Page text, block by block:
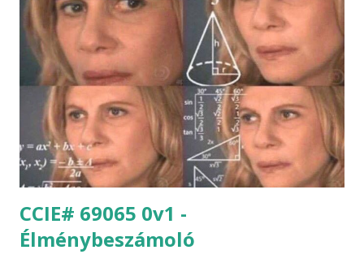
of AI in network monitoring and management systems, or
“new,” paradigm-shifting solutions like segment routing.
Currently, my main focus is on the CCIE exam and its
successful outcome, so I’ll soon write a brief experience
report about Segment Routing and other related
innovations, such as FlexAlgo, PCE, or NetConf/NSO and
similar technologies—which, while they may not
fundamentally change the traditional MPLS/BG...
CCIE# 69065 0v1 -
Élménybeszámoló